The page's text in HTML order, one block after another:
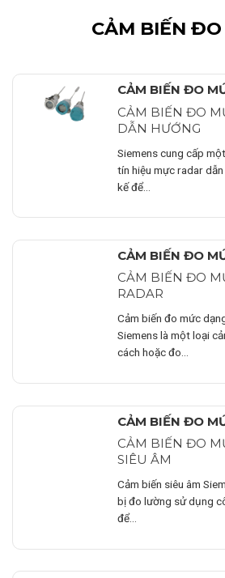
CẢM BIẾN
CẢM BIẾN ĐO
CẢM BIẾN ĐO
DẪN HƯỚNG
Siemens cung cấp
tín hiệu mực radar
kế để…
CẢM BIẾN ĐO
CẢM BIẾN ĐO
RADAR
Cảm biến đo mức
Siemens là một loại
cách hoặc đo…
CẢM BIẾN ĐO
CẢM BIẾN ĐO
SIÊU ÂM
Cảm biến siêu âm
bị đo lường sử dụng
để…